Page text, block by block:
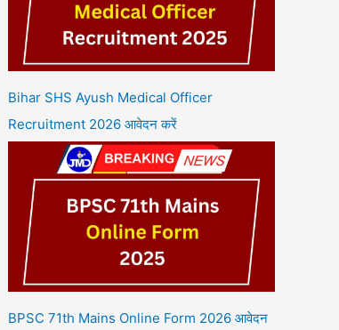
Bihar SHS Ayush Medical Officer
Recruitment 2026 आवेदन करें
BPSC 71th Mains Online Form 2026 आवेदन